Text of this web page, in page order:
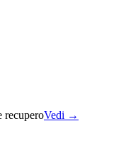
recuperoVedi →